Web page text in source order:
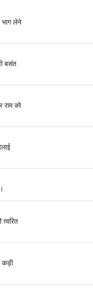
भाग लेने
बसंत
राम को
कड़ी